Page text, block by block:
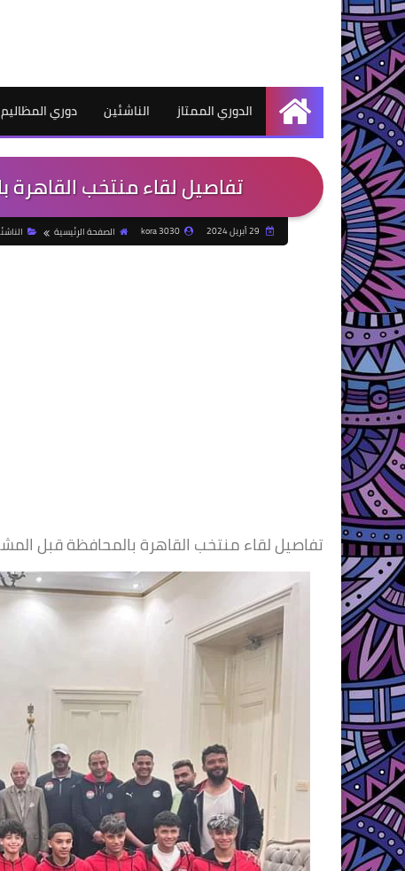
الرئيسية
الدوري الممتاز الناشئين دوري المظاليم
تفاصيل لقاء منتخب
kora 3030 الصفحة الرئيسية
تفاصيل لقاء منتخب القاهرة بالمحافظة قبل